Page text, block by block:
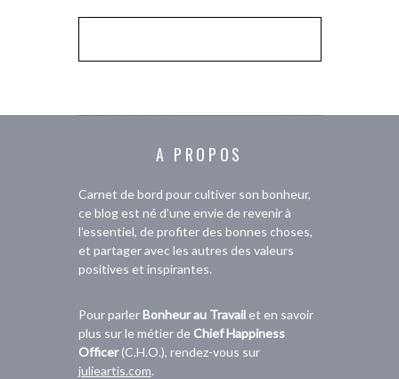
A PROPOS
Carnet de bord pour cultiver son bonheur,
ce blog est né d'une envie de revenir à
l'essentiel, de profiter des bonnes choses,
et partager avec les autres des valeurs
positives et inspirantes.
Pour parlerBonheur au Travailet en savoir
plus sur le métier deChief Happiness
Officer(C.H.O.), rendez-vous sur
julieartis.com.